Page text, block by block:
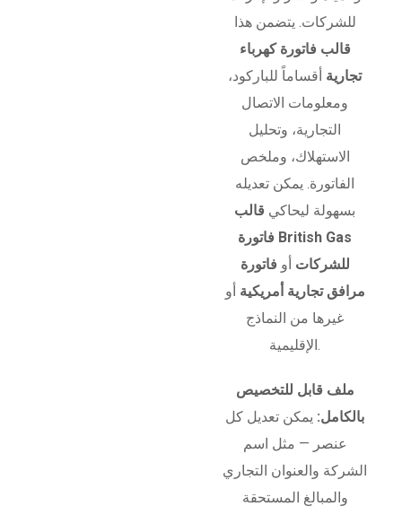
للشركات. يتضمن هذا
قالب فاتورة كهرباء
تجارية أقساماً للباركود،
ومعلومات الاتصال
التجارية، وتحليل
الاستهلاك، وملخص
الفاتورة. يمكن تعديله
بسهولة ليحاكي قالب
فاتورة British Gas
للشركات أو فاتورة
مرافق تجارية أمريكية أو
غيرها من النماذج
الإقليمية.
ملف قابل للتخصيص
بالكامل: يمكن تعديل كل
عنصر — مثل اسم
الشركة والعنوان التجاري
والمبالغ المستحقة